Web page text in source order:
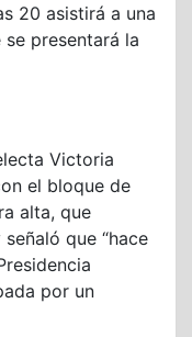
20 asistirá a una
presentará la
Victoria
el bloque de
alta, que
que “hace
por un